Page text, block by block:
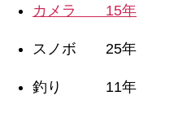
カメラ 15年
スノボ 25年
釣り 11年